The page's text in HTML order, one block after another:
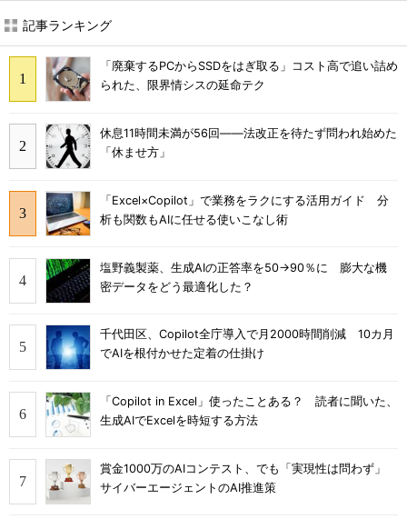
記事ランキング
「廃棄するPCからSSDをはぎ取る」コスト高で追い詰め
られた、限界情シスの延命テク
休息11時間未満が56回――法改正を待たず問われ始めた
「休ませ方」
「Excel×Copilot」で業務をラクにする活用ガイド 分
析も関数もAIに任せる使いこなし術
塩野義製薬、生成AIの正答率を50→90％に 膨大な機
密データをどう最適化した？
千代田区、Copilot全庁導入で月2000時間削減 10カ月
でAIを根付かせた定着の仕掛け
「Copilot in Excel」使ったことある？ 読者に聞いた、
生成AIでExcelを時短する方法
賞金1000万のAIコンテスト、でも「実現性は問わず」
サイバーエージェントのAI推進策